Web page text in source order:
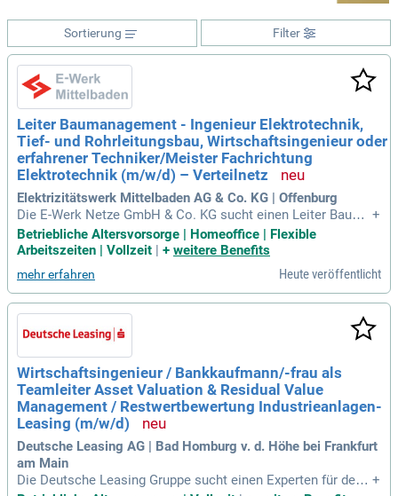
Filter
Sortierung
Leiter Baumanagement - Ingenieur Elektrotechnik,
Tief- und Rohrleitungsbau, Wirtschaftsingenieur oder
erfahrener Techniker/Meister Fachrichtung
Elektrotechnik (m/w/d) – Verteilnetz
Elektrizitätswerk Mittelbaden AG & Co. KG | Offenburg
Die E-Werk Netze GmbH & Co. KG sucht einen Leiter Bauma
nagement (m/w/d) für das Stromverteilnetz in Mittelbaden. I
n dieser unbefristeten Vollzeit- oder Teilzeitstelle übernehm
ein 15-köpfiges Team. Sie leiten Leitungsbauprojekte von de
r Entwurfsplanung bis zur Inbetriebnahme und steuern Team
prozesse effizient. Durch enge Zusammenarbeit mit Netzku
nden und 48 Kommunen sichern Sie Wirtschaftlichkeit und
Versorgungsqualität. Ihre Aufgaben umfassen zudem die Ko
ordination mit Bereichen wie Assetmanagement und Netzpl
anung. Bewerben Sie sich jetzt und werden Sie Teil eines dy
namischen Teams!
+
Betriebliche Altersvorsorge | Homeoffice | Flexible
Arbeitszeiten | Vollzeit | + weitere Benefits
mehr erfahren Heute veröffentlicht
Wirtschaftsingenieur / Bankkaufmann/-frau als
Teamleiter Asset Valuation & Residual Value
Management / Restwertbewertung Industrieanlagen-
Leasing (m/w/d)
Deutsche Leasing AG | Bad Homburg v. d. Höhe bei Frankfurt
am Main
Die Deutsche Leasing Gruppe sucht einen Experten für den
+